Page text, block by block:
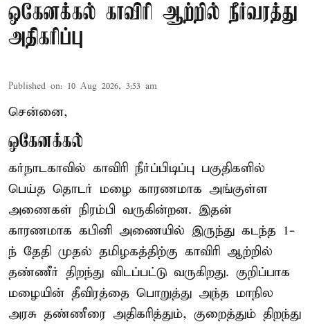
ஒகேனக்கல் காவிரி ஆற்றில் நீர்வரத்து
அதிகரிப்பு
Published on: 10 Aug 2026, 3:53 am
சென்னை,
ஒகேனக்கல்
கர்நாடகாவில் காவிரி நீர்ப்பிடிப்பு பகுதிகளில்
பெய்த தொடர் மழை காரணமாக அங்குள்ள
அணைகள் நிரம்பி வருகின்றன. இதன்
காரணமாக கபினி அணையில் இருந்து கடந்த 1-
ந் தேதி முதல் தமிழகத்திற்கு காவிரி ஆற்றில்
தண்ணீர் திறந்து விடப்பட்டு வருகிறது. குறிப்பாக
மழையின் தீவிரத்தை பொறுத்து அந்த மாநில
அரசு தண்ணீரை அதிகரித்தும், குறைத்தும் திறந்து